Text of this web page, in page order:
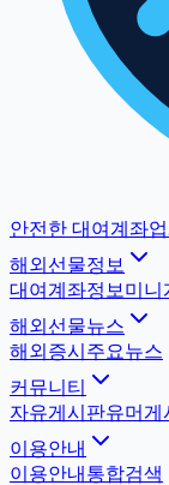
안전한 대여계좌업
해외선물정보
대여계좌정보 미니
해외선물뉴스
해외증시 주요뉴스
커뮤니티
자유게시판유머게
이용안내
이용안내 통합검색